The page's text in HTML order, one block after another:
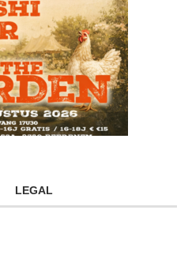
LEGAL